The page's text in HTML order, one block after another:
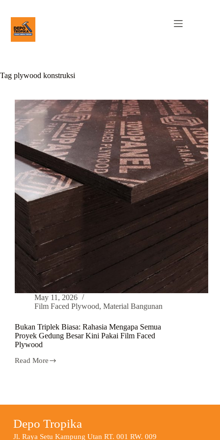
Tag plywood konstruksi
May 11, 2026
Film Faced Plywood, Material Bangunan
Bukan Triplek Biasa: Rahasia Mengapa Semua
Proyek Gedung Besar Kini Pakai Film Faced
Plywood
Read More
Depo Tropika
Jl. Raya Setu Kampung Utan RT. 001 RW. 009